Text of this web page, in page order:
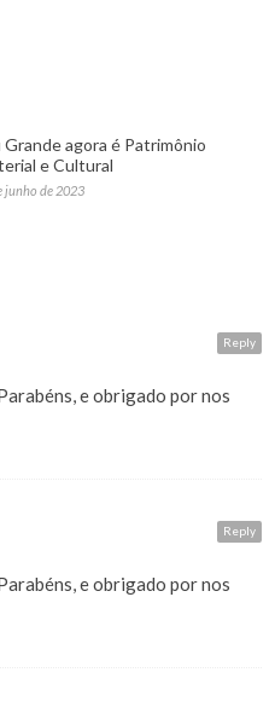
Grande agora é Patrimônio
e Cultural
junho de 2023
Reply
e obrigado por nos
Reply
e obrigado por nos